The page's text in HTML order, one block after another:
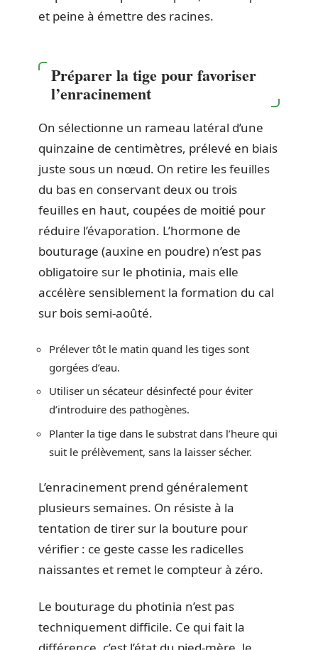
et peine à émettre des racines.
Préparer la tige pour favoriser
l’enracinement
On sélectionne un rameau latéral d’une
quinzaine de centimètres, prélevé en biais
juste sous un nœud. On retire les feuilles
du bas en conservant deux ou trois
feuilles en haut, coupées de moitié pour
réduire l’évaporation. L’hormone de
bouturage (auxine en poudre) n’est pas
obligatoire sur le photinia, mais elle
accélère sensiblement la formation du cal
sur bois semi-aoûté.
Prélever tôt le matin quand les tiges sont
gorgées d’eau.
Utiliser un sécateur désinfecté pour éviter
d’introduire des pathogènes.
Planter la tige dans le substrat dans l’heure qui
suit le prélèvement, sans la laisser sécher.
L’enracinement prend généralement
plusieurs semaines. On résiste à la
tentation de tirer sur la bouture pour
vérifier : ce geste casse les radicelles
naissantes et remet le compteur à zéro.
Le bouturage du photinia n’est pas
techniquement difficile. Ce qui fait la